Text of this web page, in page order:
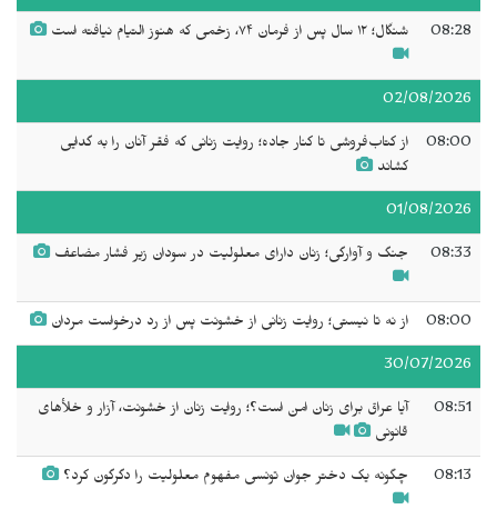
08:28 شنگال؛ ۱۲ سال پس از فرمان ۷۴، زخمی که هنوز التیام نیافته است
02/08/2026
08:00
از کتاب‌فروشی تا کنار جاده؛ روایت زنانی که فقر آنان را به گدایی
کشاند
01/08/2026
08:33 جنگ و آوارگی؛ زنان دارای معلولیت در سودان زیر فشار مضاعف
08:00 از نه تا نیستی؛ روایت زنانی از خشونت پس از رد درخواست مردان
30/07/2026
08:51
آیا عراق برای زنان امن است؟؛ روایت زنان از خشونت، آزار و خلأهای
قانونی
08:13 چگونه یک دختر جوان تونسی مفهوم معلولیت را دگرگون کرد؟